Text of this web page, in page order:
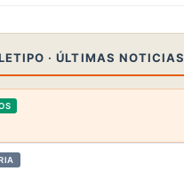
· ÚLTIMAS NOTICIAS